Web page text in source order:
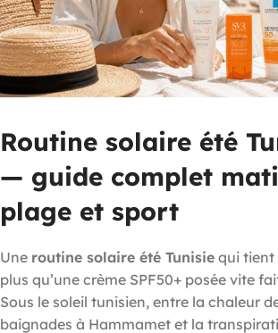
Routine solaire été
— guide complet
plage et sport
Une routine solaire été Tunisie qui tient
plus qu’une crème SPF50+ posée vite
Sous le soleil tunisien, entre la chaleur
baignades à Hammamet et la